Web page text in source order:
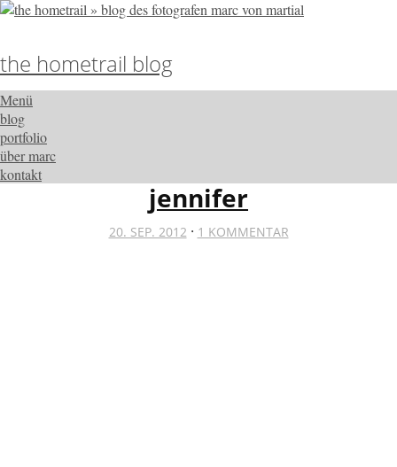
the hometrail blog
Menü
blog
portfolio
über marc
kontakt
jennifer
20. SEP. 2012 · 1 KOMMENTAR